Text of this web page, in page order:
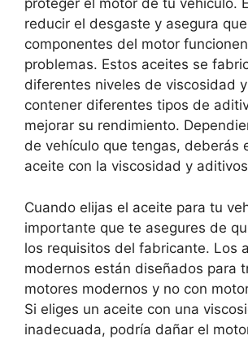
proteger el motor de tu vehículo.
reducir el desgaste y asegura
componentes del motor
problemas. Estos aceites se
diferentes niveles de viscosidad
contener diferentes tipos de
mejorar su rendimiento.
de vehículo que tengas, deberás
aceite con la viscosidad y
Cuando elijas el aceite para tu
importante que te asegures de
los requisitos del fabricante. Los
modernos están diseñados para
motores modernos y no con
Si eliges un aceite con una
inadecuada, podría dañar el